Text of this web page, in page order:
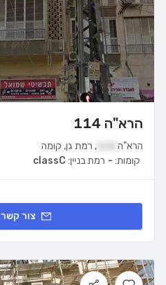
הרא"ה 114
הרא"ה , רמת גן, קומה
רמת בניין: classC קומות: -
צור קשר